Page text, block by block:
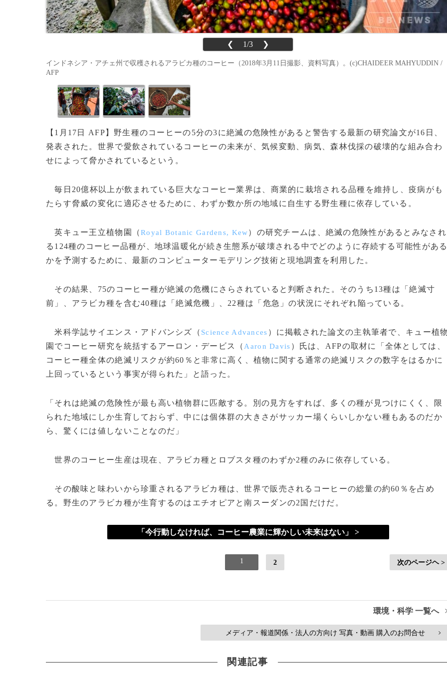
❮ 1/3 ❯
インドネシア・アチェ州で収穫されるアラビカ種のコーヒー（2018年3月11日撮影、資料写真）。(c)CHAIDEER MAHYUDDIN /
AFP
【1月17日 AFP】野生種のコーヒーの5分の3に絶滅の危険性があると警告する最新の研究論文が16日、
発表された。世界で愛飲されているコーヒーの未来が、気候変動、病気、森林伐採の破壊的な組み合わ
せによって脅かされているという。
毎日20億杯以上が飲まれている巨大なコーヒー業界は、商業的に栽培される品種を維持し、疫病がも
たらす脅威の変化に適応させるために、わずか数か所の地域に自生する野生種に依存している。
英キュー王立植物園（Royal Botanic Gardens, Kew）の研究チームは、絶滅の危険性があるとみなされ
る124種のコーヒー品種が、地球温暖化が続き生態系が破壊される中でどのように存続する可能性があ
かを予測するために、最新のコンピューターモデリング技術と現地調査を利用した。
その結果、75のコーヒー種が絶滅の危機にさらされていると判断された。そのうち13種は「絶滅寸
前」、アラビカ種を含む40種は「絶滅危機」、22種は「危急」の状況にそれぞれ陥っている。
米科学誌サイエンス・アドバンシズ（ Science Advances ）に掲載された論文の主執筆者で、キュー植
園でコーヒー研究を統括するアーロン・デービス（ Aaron Davis ）氏は、AFPの取材に「全体としては、
コーヒー種全体の絶滅リスクが約60％と非常に高く、植物に関する通常の絶滅リスクの数字をはるかに
上回っているという事実が得られた」と語った。
「それは絶滅の危険性が最も高い植物群に匹敵する。別の見方をすれば、多くの種が見つけにくく、限
られた地域にしか生育しておらず、中には個体群の大きさがサッカー場くらいしかない種もあるのだか
ら、驚くには値しないことなのだ」
世界のコーヒー生産は現在、アラビカ種とロブスタ種のわずか2種のみに依存している。
その酸味と味わいから珍重されるアラビカ種は、世界で販売されるコーヒーの総量の約60％を占め
る。野生のアラビカ種が生育するのはエチオピアと南スーダンの2国だけだ。
「今行動しなければ、コーヒー農業に輝かしい未来はない」 >
1 2 次のページヘ >
環境・科学 一覧へ
メディア・報道関係・法人の方向け 写真・動画 購入のお問合せ >
関連記事